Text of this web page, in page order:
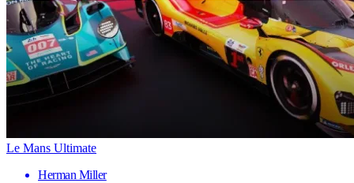
Le Mans Ultimate
Herman Miller